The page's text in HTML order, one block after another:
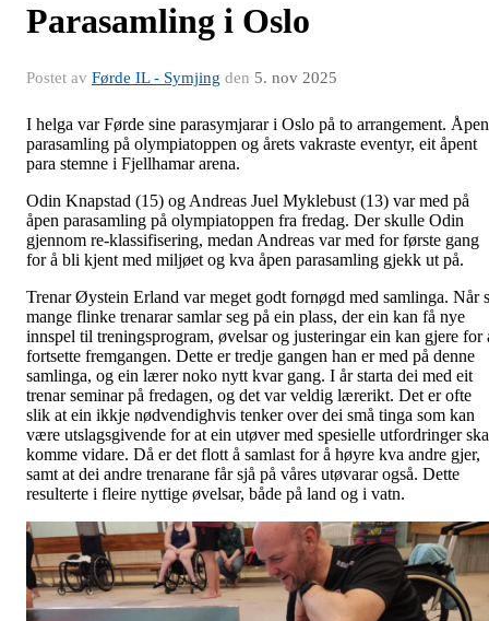
Parasamling i Oslo
Postet av Førde IL - Symjing den 5. nov 2025
I helga var Førde sine parasymjarar i Oslo på to arrangement. Åpen
parasamling på olympiatoppen og årets vakraste eventyr, eit åpent
para stemne i Fjellhamar arena.
Odin Knapstad (15) og Andreas Juel Myklebust (13) var med på
åpen parasamling på olympiatoppen fra fredag. Der skulle Odin
gjennom re-klassifisering, medan Andreas var med for første gang
for å bli kjent med miljøet og kva åpen parasamling gjekk ut på.
Trenar Øystein Erland var meget godt fornøgd med samlinga. Når
mange flinke trenarar samlar seg på ein plass, der ein kan få nye
innspel til treningsprogram, øvelsar og justeringar ein kan gjere for
fortsette fremgangen. Dette er tredje gangen han er med på denne
samlinga, og ein lærer noko nytt kvar gang. I år starta dei med eit
trenar seminar på fredagen, og det var veldig lærerikt. Det er ofte
slik at ein ikkje nødvendighvis tenker over dei små tinga som kan
være utslagsgivende for at ein utøver med spesielle utfordringer
komme vidare. Då er det flott å samlast for å høyre kva andre gjer,
samt at dei andre trenarane får sjå på våres utøvarar også. Dette
resulterte i fleire nyttige øvelsar, både på land og i vatn.